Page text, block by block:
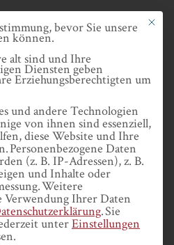
Mit
bevor Sie unsere
können.
alt sind und Ihre
Diensten geben
Erziehungsberechtigten um
und andere Technologien
von ihnen sind essenziell,
diese Website und Ihre
Personenbezogene Daten
(z. B. IP-Adressen), z. B.
und Inhalte oder
Weitere
Ihrer Daten
.Sie
unterEinstellungen